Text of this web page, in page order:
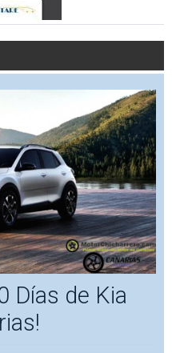
Días de Kia